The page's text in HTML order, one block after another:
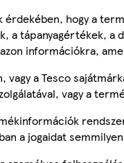
érdekében, hogy a
a tápanyagértékek,
információkra,
vagy a Tesco
vagy a
a jogaidat